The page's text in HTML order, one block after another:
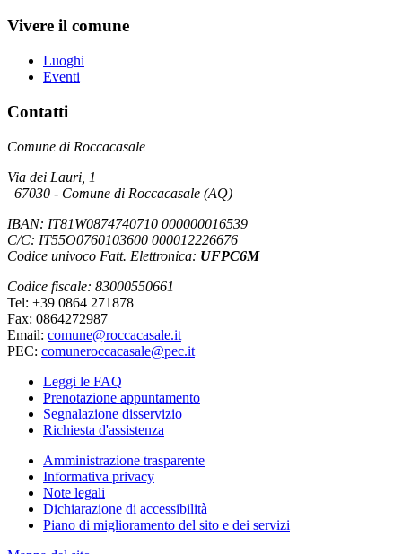
Vivere il comune
Luoghi
Eventi
Contatti
Comune di Roccacasale
Via dei Lauri, 1
67030 - Comune di Roccacasale (AQ)
IBAN: IT81W0874740710 000000016539
C/C: IT55O0760103600 000012226676
Codice univoco Fatt. Elettronica: UFPC6M
Codice fiscale: 83000550661
Tel: +39 0864 271878
Fax: 0864272987
Email: comune@roccacasale.it
PEC: comuneroccacasale@pec.it
Leggi le FAQ
Prenotazione appuntamento
Segnalazione disservizio
Richiesta d'assistenza
Amministrazione trasparente
Informativa privacy
Note legali
Dichiarazione di accessibilità
Piano di miglioramento del sito e dei servizi